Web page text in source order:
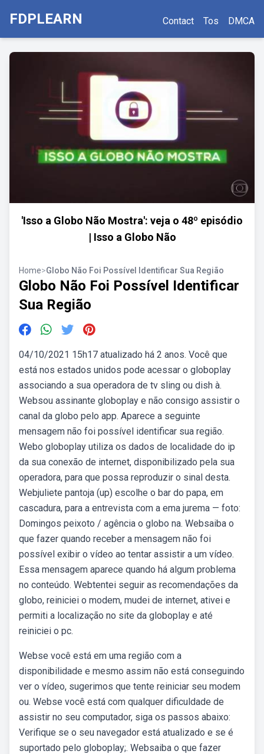
FDPLEARN Contact Tos DMCA
'Isso a Globo Não Mostra': veja o 48º episódio
| Isso a Globo Não
Home>Globo Não Foi Possível Identificar Sua Região
Globo Não Foi Possível Identificar
Sua Região
04/10/2021 15h17 atualizado há 2 anos. Você que
está nos estados unidos pode acessar o globoplay
associando a sua operadora de tv sling ou dish à.
Websou assinante globoplay e não consigo assistir o
canal da globo pelo app. Aparece a seguinte
mensagem não foi possível identificar sua região.
Webo globoplay utiliza os dados de localidade do ip
da sua conexão de internet, disponibilizado pela sua
operadora, para que possa reproduzir o sinal desta.
Webjuliete pantoja (up) escolhe o bar do papa, em
cascadura, para a entrevista com a ema jurema — foto:
Domingos peixoto / agência o globo na. Websaiba o
que fazer quando receber a mensagem não foi
possível exibir o vídeo ao tentar assistir a um vídeo.
Essa mensagem aparece quando há algum problema
no conteúdo. Webtentei seguir as recomendações da
globo, reiniciei o modem, mudei de internet, ativei e
permiti a localização no site da globoplay e até
reiniciei o pc.
Webse você está em uma região com a
disponibilidade e mesmo assim não está conseguindo
ver o vídeo, sugerimos que tente reiniciar seu modem
ou. Webse você está com qualquer dificuldade de
assistir no seu computador, siga os passos abaixo:
Verifique se o seu navegador está atualizado e se é
suportado pelo globoplay;. Websaiba o que fazer